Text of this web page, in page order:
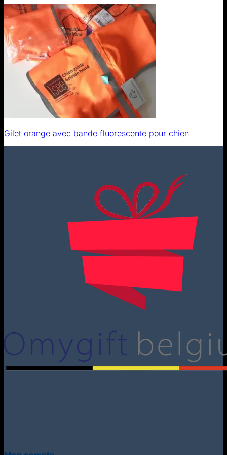
Gilet orange avec bande fluorescente pour chien